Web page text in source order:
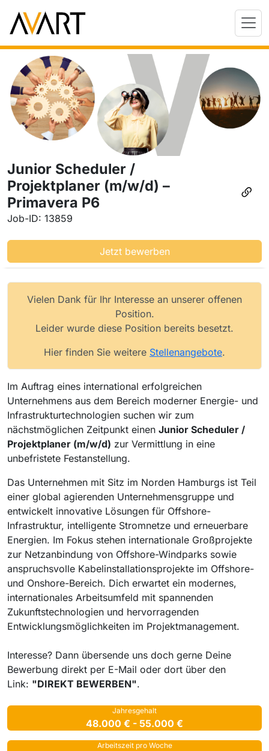
Junior Scheduler /
Projektplaner (m/w/d) –
Primavera P6
Job-ID: 13859
Jetzt bewerben
Vielen Dank für Ihr Interesse an unserer offenen
Position.
Leider wurde diese Position bereits besetzt.
Hier finden Sie weitere Stellenangebote.
Im Auftrag eines international erfolgreichen
Unternehmens aus dem Bereich moderner Energie- und
Infrastrukturtechnologien suchen wir zum
nächstmöglichen Zeitpunkt einen Junior Scheduler /
Projektplaner (m/w/d) zur Vermittlung in eine
unbefristete Festanstellung.
Das Unternehmen mit Sitz im Norden Hamburgs ist Teil
einer global agierenden Unternehmensgruppe und
entwickelt innovative Lösungen für Offshore-
Infrastruktur, intelligente Stromnetze und erneuerbare
Energien. Im Fokus stehen internationale Großprojekte
zur Netzanbindung von Offshore-Windparks sowie
anspruchsvolle Kabelinstallationsprojekte im Offshore-
und Onshore-Bereich. Dich erwartet ein modernes,
internationales Arbeitsumfeld mit spannenden
Zukunftstechnologien und hervorragenden
Entwicklungsmöglichkeiten im Projektmanagement.
Interesse? Dann übersende uns doch gerne Deine
Bewerbung direkt per E-Mail oder dort über den
Link: "DIREKT BEWERBEN".
Jahresgehalt
48.000 € - 55.000 €
Arbeitszeit pro Woche